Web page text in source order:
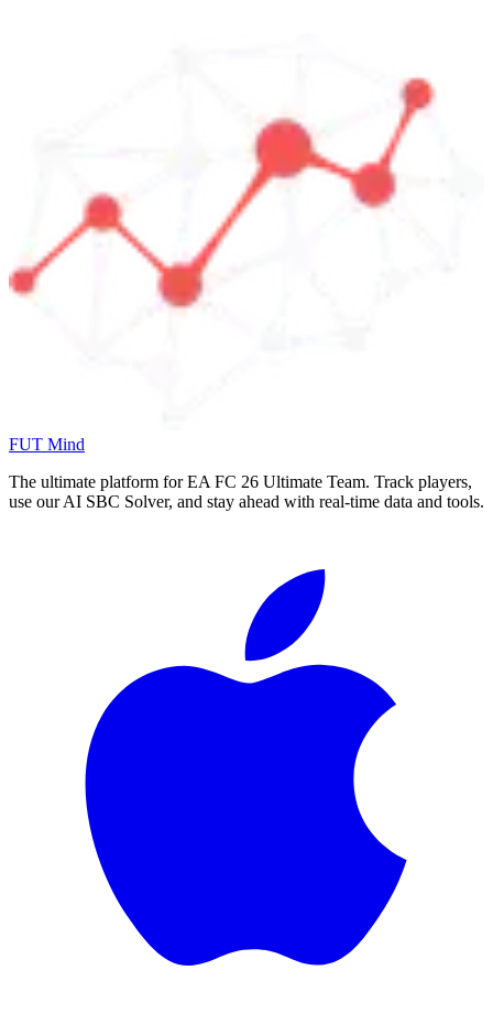
FUT Mind
The ultimate platform for EA FC 26 Ultimate Team. Track players,
use our AI SBC Solver, and stay ahead with real-time data and tools.